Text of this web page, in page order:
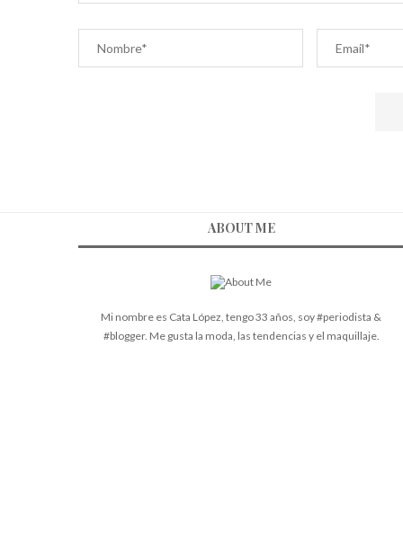
ABOUT ME
Mi nombre es Cata López, tengo 33 años, soy #periodista &
#blogger. Me gusta la moda, las tendencias y el maquillaje.